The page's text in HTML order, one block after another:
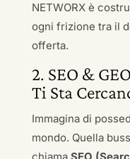
NETWORX è
ogni frizione tra il
offerta.
2. SEO &
Ti Sta
Immagina di
mondo. Quella